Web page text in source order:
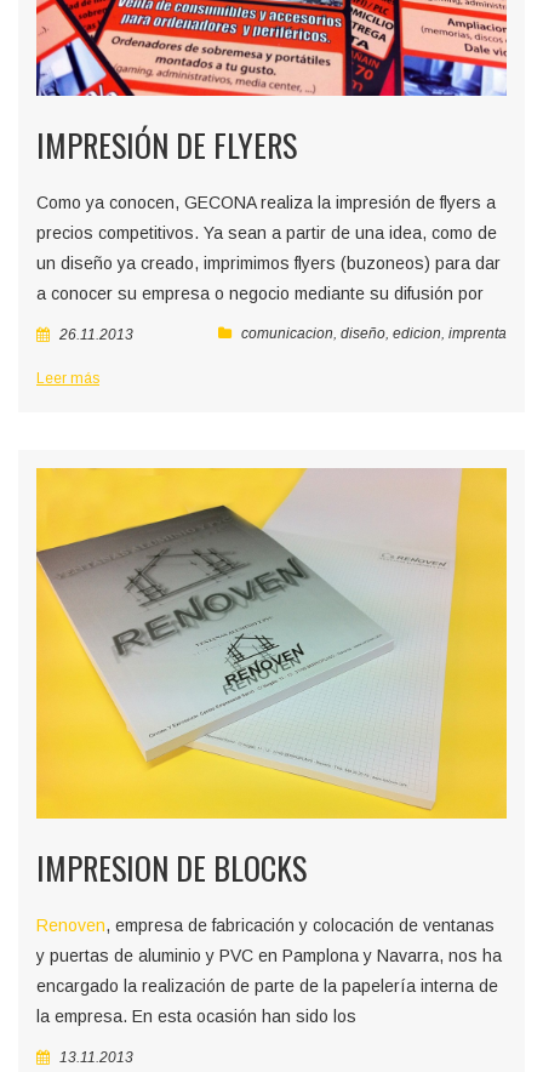
IMPRESIÓN DE FLYERS
Como ya conocen, GECONA realiza la impresión de flyers a
precios competitivos. Ya sean a partir de una idea, como de
un diseño ya creado, imprimimos flyers (buzoneos) para dar
a conocer su empresa o negocio mediante su difusión por
26.11.2013 comunicacion, diseño, edicion, imprenta
Leer más
IMPRESION DE BLOCKS
Renoven, empresa de fabricación y colocación de ventanas
y puertas de aluminio y PVC en Pamplona y Navarra, nos ha
encargado la realización de parte de la papelería interna de
la empresa. En esta ocasión han sido los
13.11.2013